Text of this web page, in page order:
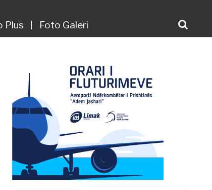
Plus Foto Galeri